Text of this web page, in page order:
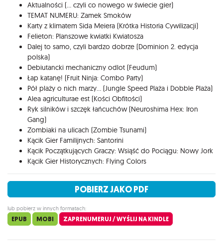
Aktualności (... czyli co nowego w świecie gier)
TEMAT NUMERU: Zamek Smoków
Karty z klimatem Sida Meiera (Krótka Historia Cywilizacji)
Felieton: Planszowe kwiatki Kwiatosza
Dalej to samo, czyli bardzo dobrze (Dominion 2. edycja
polska)
Debiutancki mechaniczny odlot (Feudum)
Łap katanę! (Fruit Ninja: Combo Party)
Pół plaży o nich marzy... (Jungle Speed Plaża i Dobble Plaża)
Alea agriculturae est (Kości Obfitości)
Ryk silników i szczęk łańcuchów (Neuroshima Hex: Iron
Gang)
Zombiaki na ulicach (Zombie Tsunami)
Kącik Gier Familijnych: Santorini
Kącik Początkujących Graczy: Wsiąść do Pociągu: Nowy Jork
Kącik Gier Historycznych: Flying Colors
POBIERZ JAKO PDF
lub pobierz w innych formatach:
EPUB MOBI ZAPRENUMERUJ / WYŚLIJ NA KINDLE